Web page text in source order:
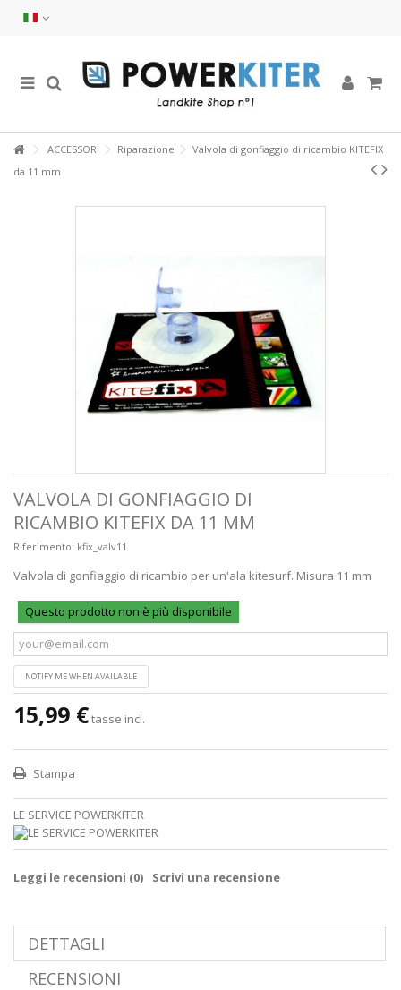
ACCESSORI Riparazione
Valvola di gonfiaggio di ricambio KITEFIX
da 11 mm
VALVOLA DI GONFIAGGIO DI
RICAMBIO KITEFIX DA 11 MM
Riferimento: kfix_valv11
Valvola di gonfiaggio di ricambio per un'ala kitesurf. Misura 11 mm
Questo prodotto non è più disponibile
NOTIFY ME WHEN AVAILABLE
15,99 €tasse incl.
Stampa
LE SERVICE POWERKITER
Leggi le recensioni (0) Scrivi una recensione
DETTAGLI
RECENSIONI